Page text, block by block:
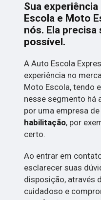
Sua
Escola e Moto
nós. Ela precisa
possível.
A Auto Escola
experiência no
Moto Escola, tendo
nesse segmento há
por uma empresa
habilitação, por
certo.
Ao entrar em
esclarecer suas
disposição, através
cuidadoso e